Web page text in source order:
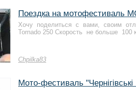
Chpilka83
Поездка на мотофестиваль
Хочу поделиться с вами, своим
Tornado 250 Скорость не больше
Мото-фестиваль